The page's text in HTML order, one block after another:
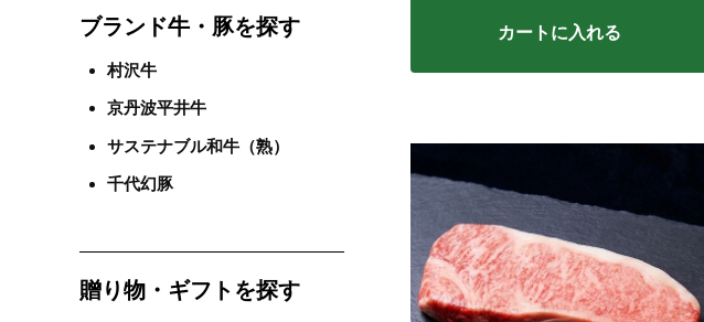
カートに入れる
ブランド牛・豚を探す
村沢牛
京丹波平井牛
サステナブル和牛（熟）
千代幻豚
贈り物・ギフトを探す